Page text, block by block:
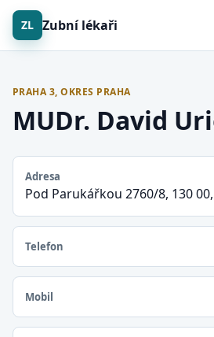
ZL Zubní lékaři
PRAHA 3, OKRES PRAHA
MUDr. David
Adresa
Pod Parukářkou 2760/8, 130
Telefon
Mobil